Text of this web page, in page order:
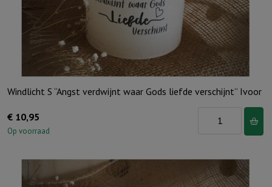
Windlicht S “Angst verdwijnt waar Gods liefde verschijnt” Ivoor
€ 10,95
Op voorraad
Windlicht
verdwijnt
waar